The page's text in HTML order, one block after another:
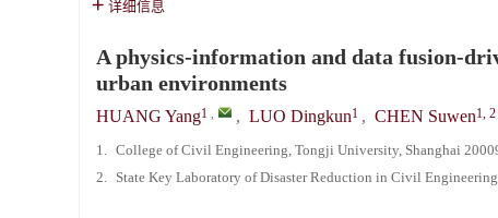
详细信息
A physics-information and data fusion-
urban environments
HUANG Yang1 , , LUO Dingkun1 , CHEN Suwen1, 2
1. College of Civil Engineering, Tongji University, Shanghai
2. State Key Laboratory of Disaster Reduction in Civil